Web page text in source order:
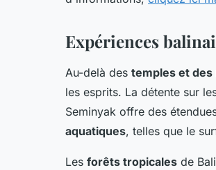
Expériences
Au-delà des temples et
les esprits. La détente sur
Seminyak offre des
aquatiques, telles que le
Les forêts tropicales de